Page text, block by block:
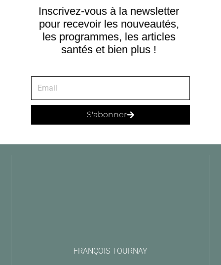
Inscrivez-vous à la newsletter
pour recevoir les nouveautés,
les programmes, les articles
santés et bien plus !
S'abonner
FRANÇOIS TOURNAY